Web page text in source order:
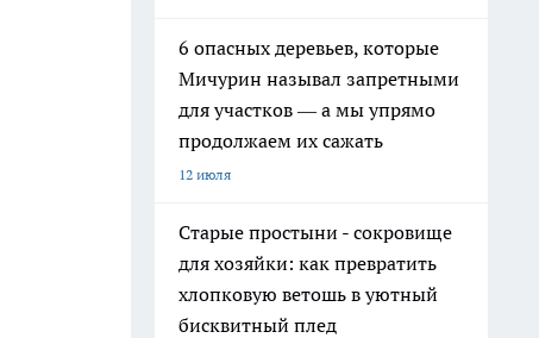
6 опасных деревьев, которые
Мичурин называл запретными
для участков — а мы упрямо
продолжаем их сажать
12 июля
Старые простыни - сокровище
для хозяйки: как превратить
хлопковую ветошь в уютный
бисквитный плед